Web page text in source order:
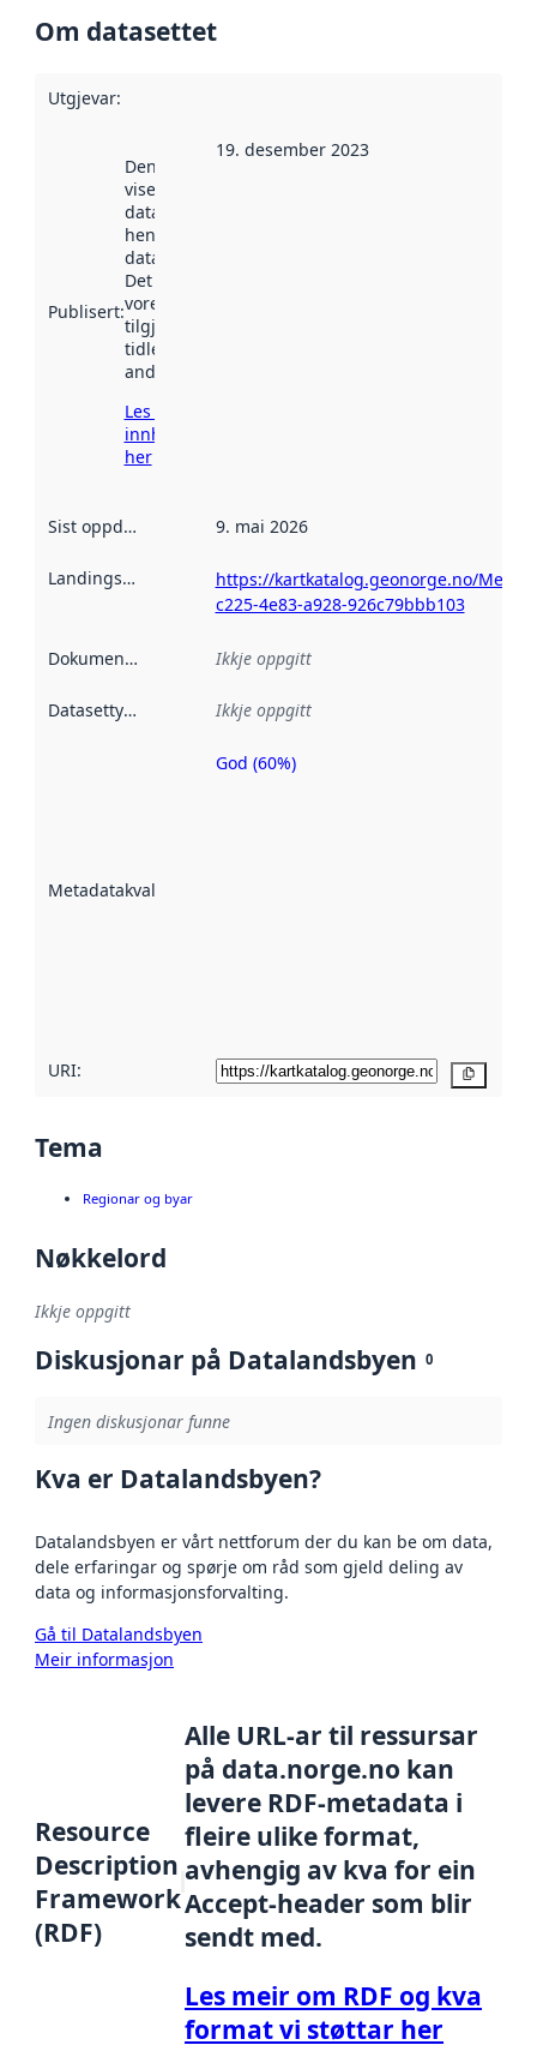
Om datasettet
Utgjevar:
Publisert:
Denne datoen
viser når
datasettet vart
henta inn av
data.norge.no.
Det kan ha
vore
tilgjengeleg
tidlegare
andre stader.
Les meir om
innhenting
her
19. desember 2023
Sist oppdatert 9. mai 2026
Landingsside
https://kartkatalog.geonorge.no/
c225-4e83-a928-926c79bbb103
Dokumentasjon Ikkje oppgitt
Datasettype Ikkje oppgitt
Metadatakvalitet
Metadatakvalitet
God (60%)
URI:
Tema
Regionar og byar
Nøkkelord
Ikkje oppgitt
Diskusjonar på Datalandsbyen 0
Ingen diskusjonar funne
Kva er Datalandsbyen?
Datalandsbyen er vårt nettforum der du kan be om data,
dele erfaringar og spørje om råd som gjeld deling av
data og informasjonsforvalting.
Gå til Datalandsbyen
Meir informasjon
Resource
Description
Framework
(RDF)
Alle URL-ar til ressursar
på data.norge.no kan
levere RDF-metadata i
fleire ulike format,
avhengig av kva for ein
Accept-header som blir
sendt med.
Les meir om RDF og kva
format vi støttar her